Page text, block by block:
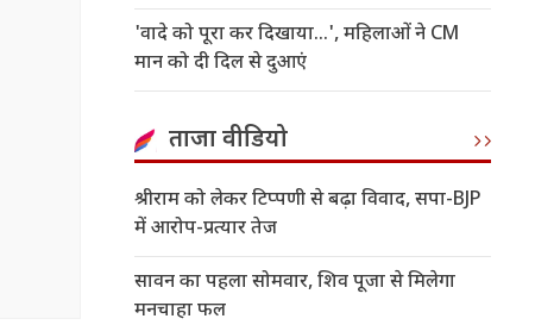
'वादे को पूरा कर दिखाया...', महिलाओं ने CM
मान को दी दिल से दुआएं
ताजा वीडियो
श्रीराम को लेकर टिप्पणी से बढ़ा विवाद, सपा-BJP
में आरोप-प्रत्यार तेज
सावन का पहला सोमवार, शिव पूजा से मिलेगा
मनचाहा फल